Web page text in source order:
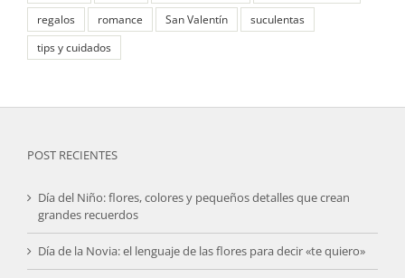
regalos
romance San Valentín
suculentas
tips y cuidados
POST RECIENTES
Día del Niño: flores, colores y pequeños detalles que crean
grandes recuerdos
Día de la Novia: el lenguaje de las flores para decir «te quiero»